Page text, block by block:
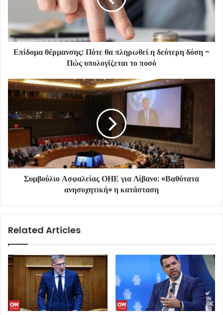
Επίδομα θέρμανσης: Πότε θα πληρωθεί η δεύτερη δόση -
Πώς υπολογίζεται το ποσό
Συμβούλιο Ασφαλείας ΟΗΕ για Λίβανο: «Βαθύτατα
ανησυχητική» η κατάσταση
Related Articles